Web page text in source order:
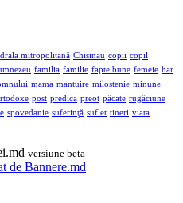
mitropolitană Chisinau copii copil
familia familie fapte bune femeie har
mama mantuire milostenie minune
post predica preot păcate rugăciune
spovedanie suferinţă suflet tineri viata
versiune beta